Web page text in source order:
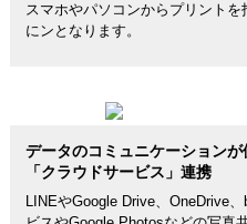
スマホやパソコンからプリント
にンとなります。
データのコミュニケーションが
「クラウドサービス」連携
LINEやGoogle Drive、OneDrive